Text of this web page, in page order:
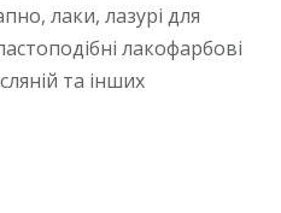
лаки, лазурі для
лакофарбові
та інших